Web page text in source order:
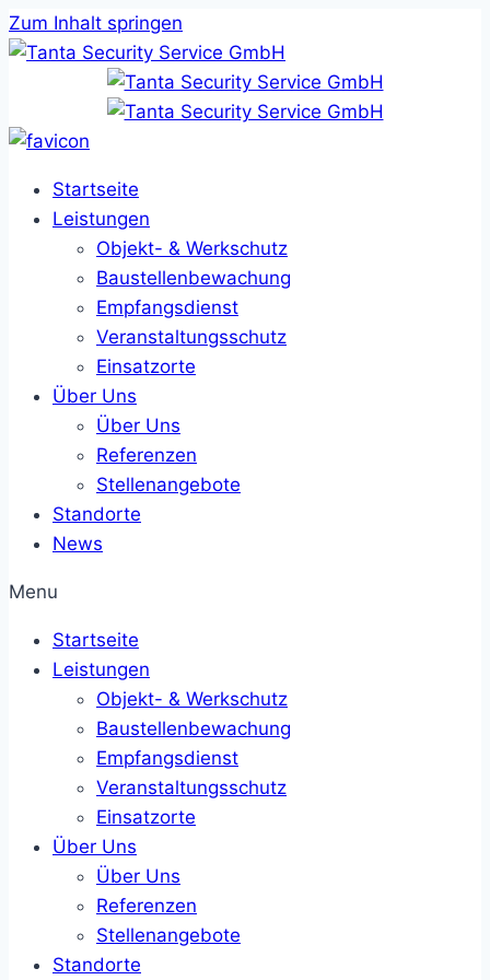
Zum Inhalt springen
Startseite
Leistungen
Objekt- & Werkschutz
Baustellenbewachung
Empfangsdienst
Veranstaltungsschutz
Einsatzorte
Über Uns
Über Uns
Referenzen
Stellenangebote
Standorte
News
Menu
Startseite
Leistungen
Objekt- & Werkschutz
Baustellenbewachung
Empfangsdienst
Veranstaltungsschutz
Einsatzorte
Über Uns
Über Uns
Referenzen
Stellenangebote
Standorte